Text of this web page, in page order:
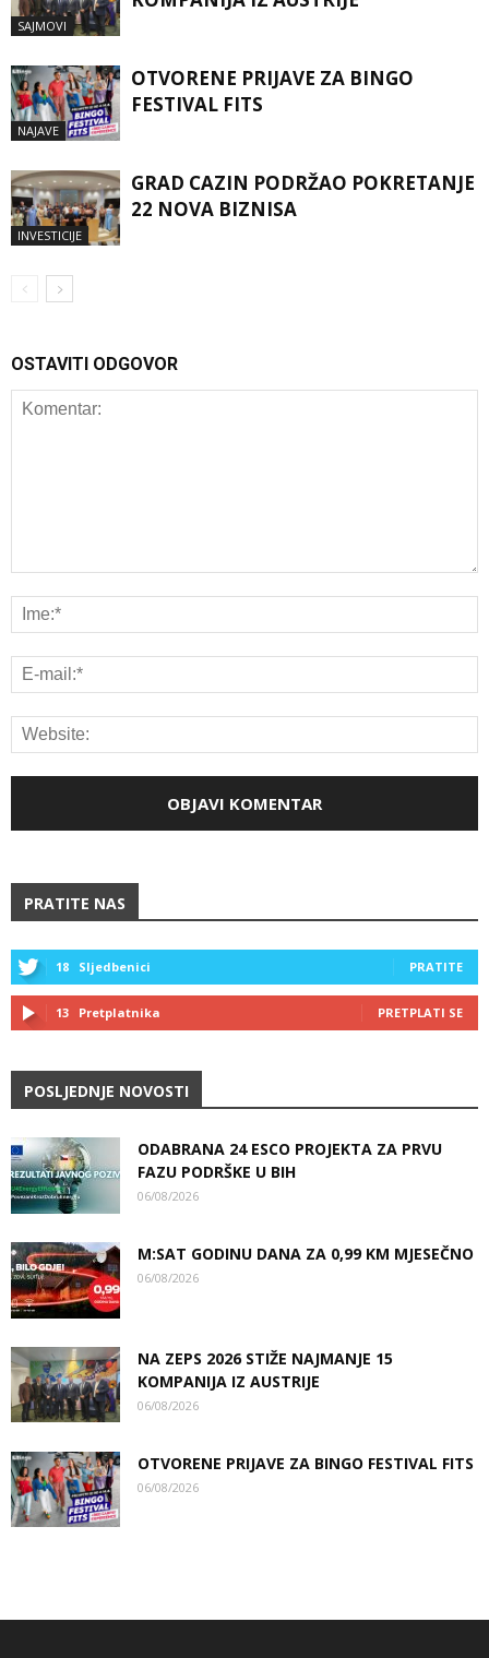
SAJMOVI
NAJAVE
OTVORENE PRIJAVE ZA BINGO
FESTIVAL FITS
INVESTICIJE
GRAD CAZIN PODRŽAO POKRETANJE
22 NOVA BIZNISA
OSTAVITI ODGOVOR
PRATITE NAS
18 Sljedbenici PRATITE
13 Pretplatnika PRETPLATI SE
POSLJEDNJE NOVOSTI
ODABRANA 24 ESCO PROJEKTA ZA PRVU
FAZU PODRŠKE U BIH
06/08/2026
M:SAT GODINU DANA ZA 0,99 KM MJESEČNO
06/08/2026
NA ZEPS 2026 STIŽE NAJMANJE 15
KOMPANIJA IZ AUSTRIJE
06/08/2026
OTVORENE PRIJAVE ZA BINGO FESTIVAL FITS
06/08/2026